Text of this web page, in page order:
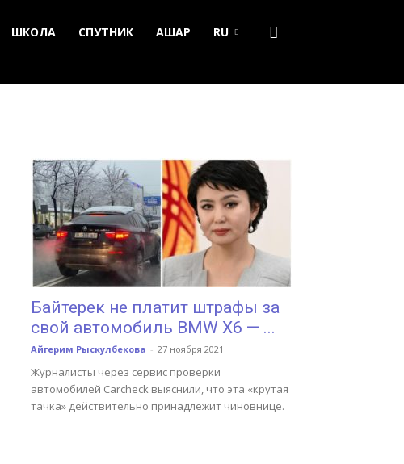
ШКОЛА СПУТНИК АШАР RU
Байтерек не платит штрафы за
свой автомобиль BMW X6 — ...
Айгерим Рыскулбекова - 27 ноября 2021
Журналисты через сервис проверки
автомобилей Carcheck выяснили, что эта «крутая
тачка» действительно принадлежит чиновнице.